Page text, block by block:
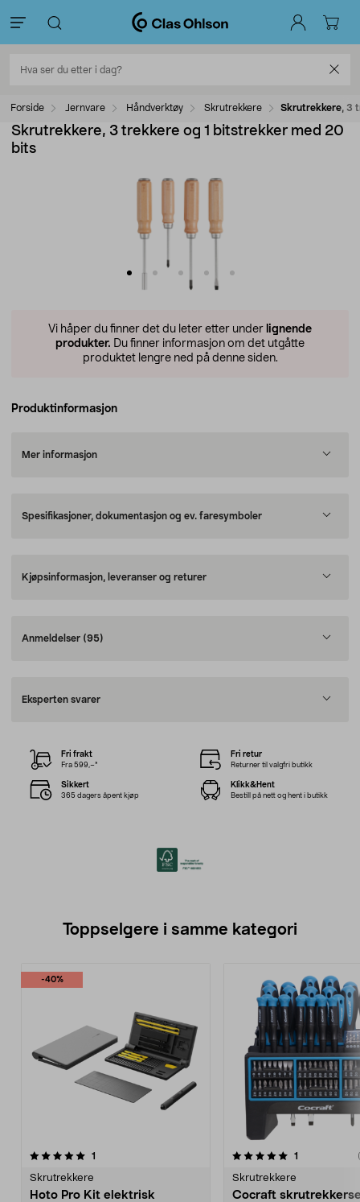
Forside Jernvare Håndverktøy Skrutrekkere Skrutrekkere, 3
Skrutrekkere, 3 trekkere og 1 bitstrekker med 20
bits
Vi håper du finner det du leter etter under lignende
produkter. Du finner informasjon om det utgåtte
produktet lengre ned på denne siden.
Produktinformasjon
Mer informasjon
Spesifikasjoner, dokumentasjon og ev. faresymboler
Kjøpsinformasjon, leveranser og returer
Anmeldelser (95)
Eksperten svarer
Fri frakt
Fra 599,–*
Fri retur
Returner til valgfri butikk
Sikkert
365 dagers åpent kjøp
Klikk&Hent
Bestill på nett og hent i butikk
Toppselgere i samme kategori
-40%
1
Skrutrekkere
Hoto Pro Kit elektrisk
5.0 av 5 stjerner 1
Skrutrekkere
Cocraft
4.5 av 5 stjerner